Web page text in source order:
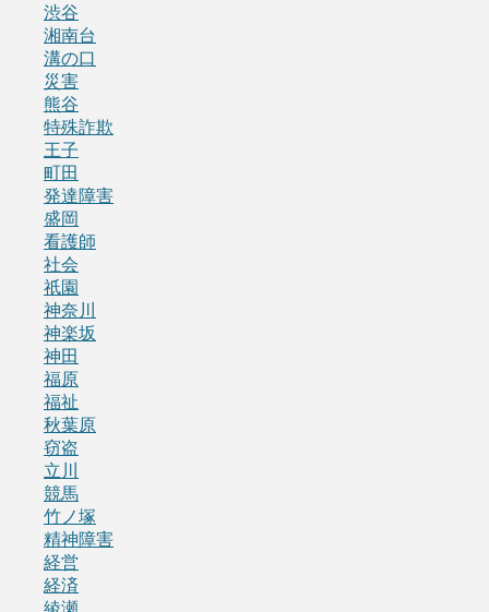
渋谷
湘南台
溝の口
災害
熊谷
特殊詐欺
王子
町田
発達障害
盛岡
看護師
社会
祇園
神奈川
神楽坂
神田
福原
福祉
秋葉原
窃盗
立川
競馬
竹ノ塚
精神障害
経営
経済
綾瀬